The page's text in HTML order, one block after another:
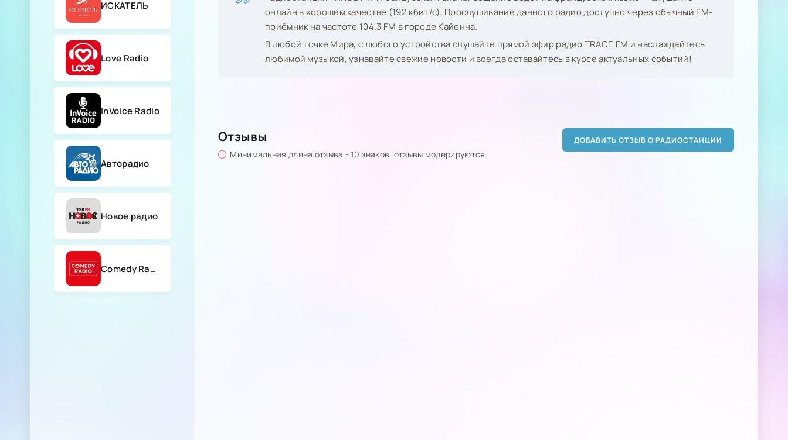
ИСКАТЕЛЬ
Love Radio
InVoice Radio
Авторадио
Новое радио
Comedy Radio
онлайн в хорошем качестве (192 кбит/с). Прослушивание данного радио доступно через обычный FM-
приёмник на частоте 104.3 FM в городе Кайенна.
В любой точке Мира, с любого устройства слушайте прямой эфир радио TRACE FM и наслаждайтесь
любимой музыкой, узнавайте свежие новости и всегда оставайтесь в курсе актуальных событий!
Отзывы
Минимальная длина отзыва - 10 знаков, отзывы модерируются.
ДОБАВИТЬ ОТЗЫВ О РАДИОСТАНЦИИ